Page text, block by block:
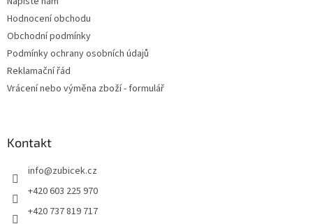
Hodnocení obchodu
Obchodní podmínky
Podmínky ochrany osobních údajů
Reklamační řád
Vrácení nebo výměna zboží - formulář
Kontakt
info@zubicek.cz
+420 603 225 970
+420 737 819 717